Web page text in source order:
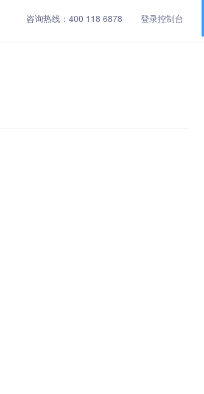
咨询热线： 400 118 6878 登录控制台